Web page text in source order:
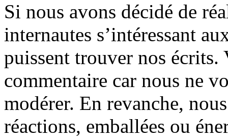
Si nous avons décidé de
internautes s’intéressant
puissent trouver nos écrits.
commentaire car nous ne
modérer. En revanche,
réactions, emballées ou